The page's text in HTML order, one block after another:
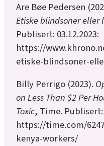
Are Bøe Pedersen
Etiske blindsoner eller
Publisert: 03.12.2023:
https://
etiske-blindsoner-
Billy Perrigo (2023).
on Less Than $2 Per
Toxic, Time. Publisert:
https://time.com/
kenya-workers/